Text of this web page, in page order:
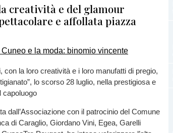
creatività e del glamour
e affollata piazza
con la loro creatività e i loro manufatti di pregio,
lo scorso 28 luglio, nella prestigiosa e
capoluogo
dall’Associazione con il patrocinio del Comune
di Caraglio, Giordano Vini, Egea, Garelli